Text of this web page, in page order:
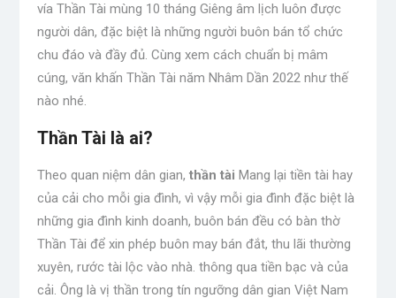
vía Thần Tài mùng 10 tháng Giêng âm lịch luôn được
người dân, đặc biệt là những người buôn bán tổ chức
chu đáo và đầy đủ. Cùng xem cách chuẩn bị mâm
cúng, văn khấn Thần Tài năm Nhâm Dần 2022 như thế
nào nhé.
Thần Tài là ai?
Theo quan niệm dân gian, thần tài Mang lại tiền tài hay
của cải cho mỗi gia đình, vì vậy mỗi gia đình đặc biệt là
những gia đình kinh doanh, buôn bán đều có bàn thờ
Thần Tài để xin phép buôn may bán đắt, thu lãi thường
xuyên, rước tài lộc vào nhà. thông qua tiền bạc và của
cải. Ông là vị thần trong tín ngưỡng dân gian Việt Nam